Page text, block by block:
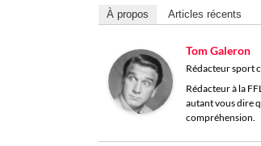
À propos Articles récents
Tom Galeron
Rédacteur sport
Rédacteur à la
autant vous dire
compréhension.